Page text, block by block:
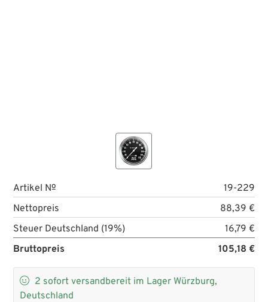
Artikel №
19-229
Nettopreis
88,39 €
Steuer Deutschland (19%)
16,79 €
Bruttopreis
105,18 €
 2 sofort versandbereit im Lager Würzburg,
Deutschland